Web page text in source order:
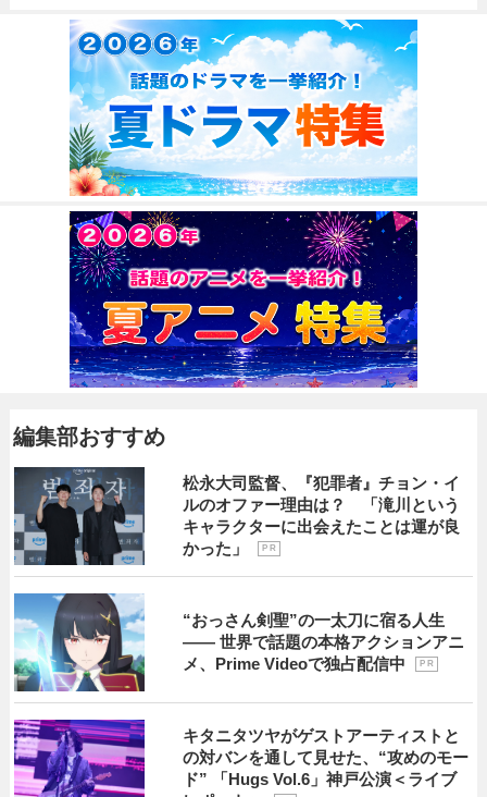
編集部おすすめ
松永大司監督、『犯罪者』チョン・イ
ルのオファー理由は？ 「滝川という
キャラクターに出会えたことは運が良
かった」
P R
“おっさん剣聖”の一太刀に宿る人生
―― 世界で話題の本格アクションアニ
メ、Prime Videoで独占配信中
P R
キタニタツヤがゲストアーティストと
の対バンを通して見せた、“攻めのモー
ド” 「Hugs Vol.6」神戸公演＜ライブ